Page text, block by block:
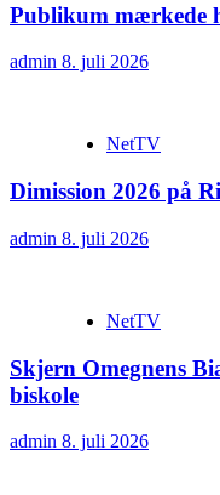
Publikum mærkede
admin 8. juli 2026
NetTV
Dimission 2026 på
admin 8. juli 2026
NetTV
Skjern Omegnens
biskole
admin 8. juli 2026